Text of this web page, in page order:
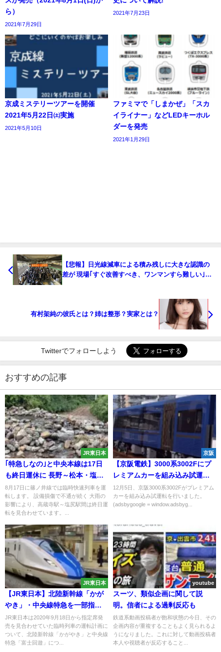
ら）
2021年7月29日
2021年7月23日
京成ミステリーツアーを開催
2021年5月22日㈯実施
2021年5月10日
ファミマで「しまかぜ」「スカ
イライナー」などLEDキーホル
ダーを発売
2021年1月29日
【悲報】日光線減車による積み残しに大きな認識の
差が 現場｢すぐ改善すべき、ワンマンすら難しい｣
有村架純の彼氏とは？姉は整形？実家とは？
Twitterでフォローしよう
おすすめの記事
JR東日本
｢特急しなの｣と中央本線は17日
も終日運休に 長野～松本・塩尻
で臨時快速を運転
8月17日に篠ノ井線では臨時快速列車を運
転します。 設備損傷で不通が続く 大雨の
影響により、高蔵寺駅～塩尻駅間は終日運
転を見合わせています。...
京阪
【京阪電鉄】3000系3002Fにプ
レミアムカーを組み込み試運転
が行われる
12月5日、京阪3000系3002Fがプレミアム
カーを組み込み試運転を行いました。
(adsbygoogle = window.adsbyg...
JR東日本
【JR東日本】北陸新幹線「かが
やき」・中央線特急を一部指定
席販売再開・運転計画発表へ
JR東日本は2020年9月18日から指定席発
売を見合わせていた臨時列車の運転計画に
ついて、北陸新幹線「かがやき」と中央線
特急「富士回遊」につ...
youtube
スーツ、類似企画に関して説
明。信者による過剰反応も
鉄道系動画投稿者が飽和状態の今日、その
企画内容が重複することもよく見られるよ
うになりました。これに対して動画投稿者
本人や視聴者が反応すること...